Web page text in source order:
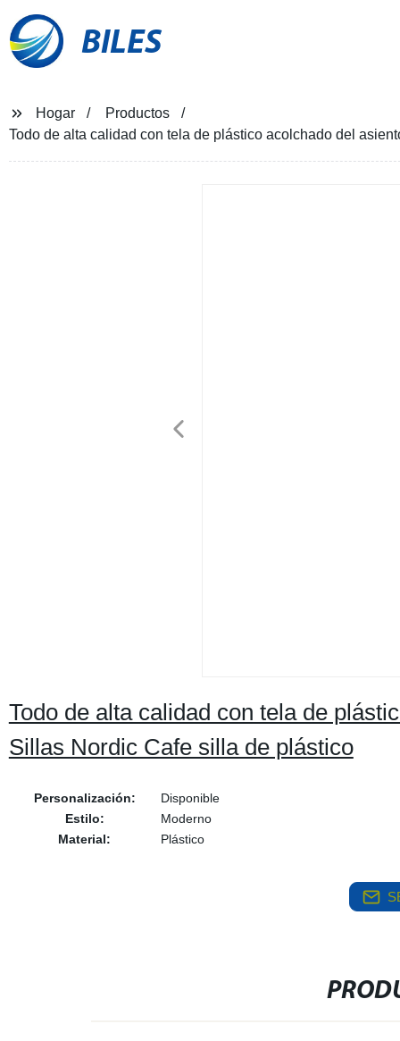
BILES
Hogar
Productos
Todo de alta calidad con tela de plástico acolchado del
Todo de alta calidad con tela de
Sillas Nordic Cafe silla de plástico
Personalización:
Disponible
Estilo:
Moderno
Material:
Plástico